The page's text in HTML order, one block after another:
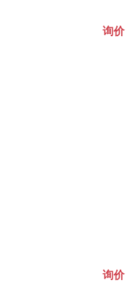
询价
询价